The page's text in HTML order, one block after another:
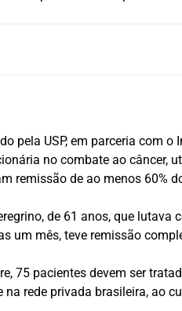
pela USP, em parceria com
no combate ao câncer,
remissão de ao menos 60%
de 61 anos, que
um mês, teve remissão
75 pacientes devem ser
rede privada brasileira, ao